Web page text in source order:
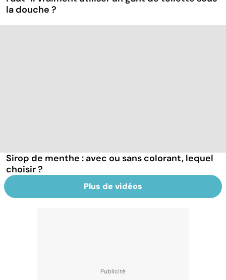
la douche ?
Sirop de menthe : avec ou sans colorant, lequel
choisir ?
Plus de vidéos